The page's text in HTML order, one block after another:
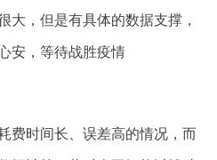
大，但是有具体的数据支撑，
安，等待战胜疫情
费时间长、误差高的情况，而